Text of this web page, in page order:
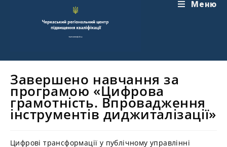
Меню
Завершено навчання за
програмою «Цифрова
грамотність. Впровадження
інструментів диджиталізації»
Цифрові трансформації у публічному управлінні